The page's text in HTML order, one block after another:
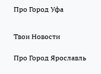
Про Город Уфа
Твои Новости
Про Город Ярославль